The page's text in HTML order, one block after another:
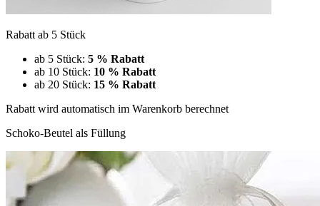
Rabatt ab 5 Stück
ab 5 Stück: 5 % Rabatt
ab 10 Stück: 10 % Rabatt
ab 20 Stück: 15 % Rabatt
Rabatt wird automatisch im Warenkorb berechnet
Schoko-Beutel als Füllung